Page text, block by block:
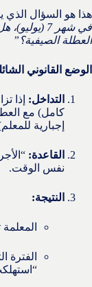
هذا هو السؤال الذي
في شهر 7
العطلة الصيفية؟”
الوضع القانوني
التداخل: إذا
كامل) مع
إجبارية
القاعدة:
نفس الوقت.
النتيجة:
الفترة